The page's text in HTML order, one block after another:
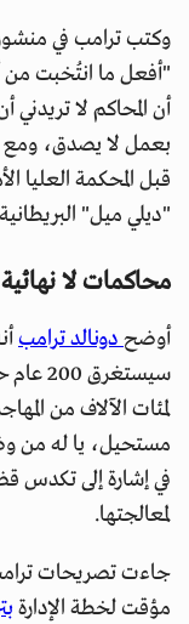
وكتب ترامب في
"أفعل ما انتُخبت من
أن المحاكم لا
بعمل لا يصدق،
قبل المحكمة العليا
"ديلي ميل"
محاكمات لا نهائية
أوضحدونالد ترامب
لمئات الآلاف من
مستحيل، يا له من
في إشارة إلى تكدس
لمعالجتها.
جاءت تصريحات ترامب
مؤقت لخطة الإدارة